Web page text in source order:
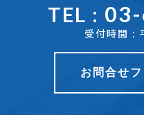
TEL :
受付時間 :
お問合せ